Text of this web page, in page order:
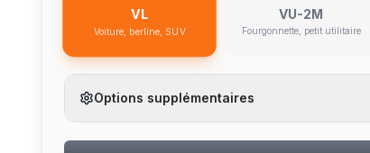
VL
Voiture, berline, SUV
VU-2M
Fourgonnette, petit utilitaire
Options supplémentaires